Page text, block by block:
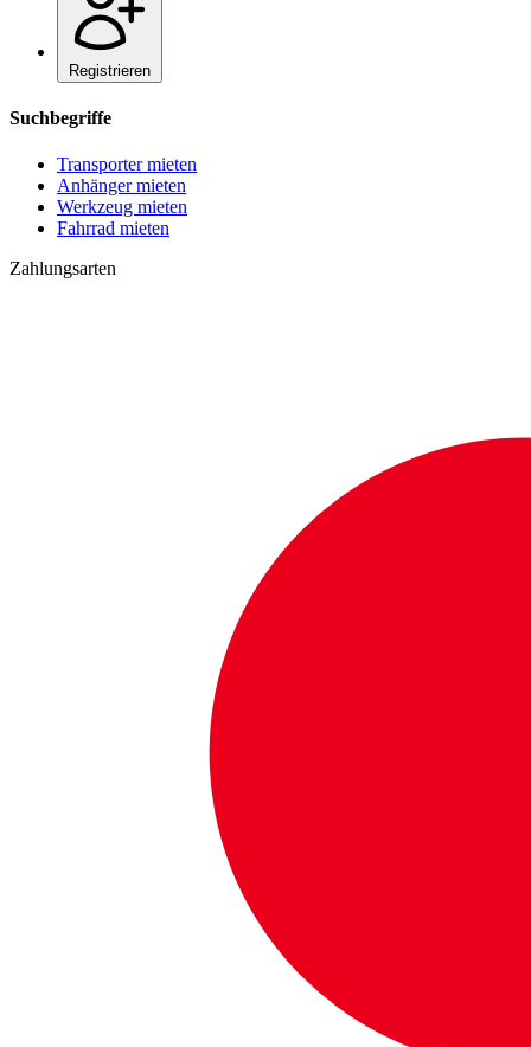
Registrieren
Suchbegriffe
Transporter mieten
Anhänger mieten
Werkzeug mieten
Fahrrad mieten
Zahlungsarten